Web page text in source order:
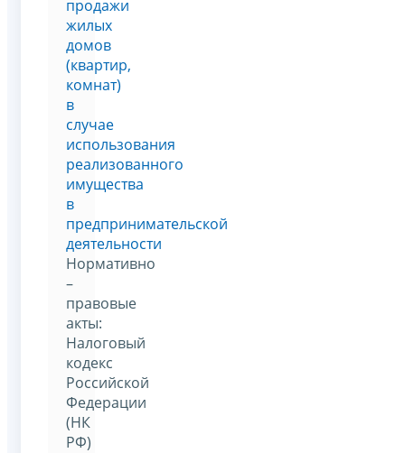
продажи
жилых
домов
(квартир,
комнат)
в
случае
использования
реализованного
имущества
в
предпринимательской
деятельности
Нормативно
–
правовые
акты:
Налоговый
кодекс
Российской
Федерации
(НК
РФ)